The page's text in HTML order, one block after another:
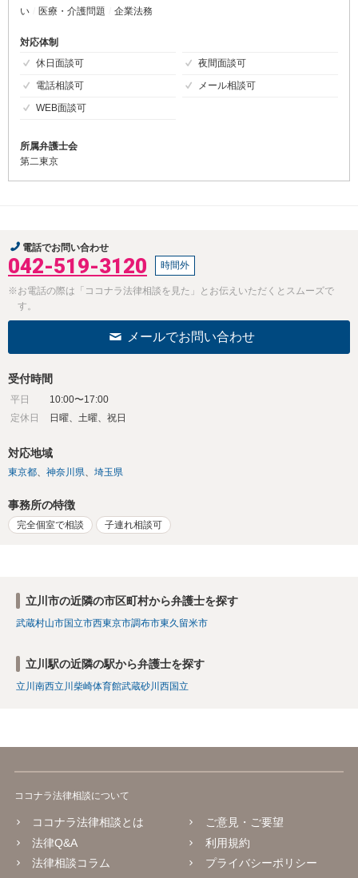
い
医療・介護問題 企業法務
対応体制
休日面談可
夜間面談可
電話相談可
メール相談可
WEB面談可
所属弁護士会
第二東京
電話でお問い合わせ
042-519-3120 時間外
※お電話の際は「ココナラ法律相談を見た」とお伝えいただくとスムーズで
す。
メールでお問い合わせ
受付時間
平日
10:00〜17:00
定休日
日曜、土曜、祝日
対応地域
東京都 神奈川県 埼玉県
事務所の特徴
完全個室で相談 子連れ相談可
立川市の近隣の市区町村から弁護士を探す
武蔵村山市国立市西東京市調布市東久留米市
立川駅の近隣の駅から弁護士を探す
立川南西立川 柴崎体育館武蔵砂川 西国立
ココナラ法律相談について
ココナラ法律相談とは
法律Q&A
法律相談コラム
ご意見・ご要望
利用規約
プライバシーポリシー